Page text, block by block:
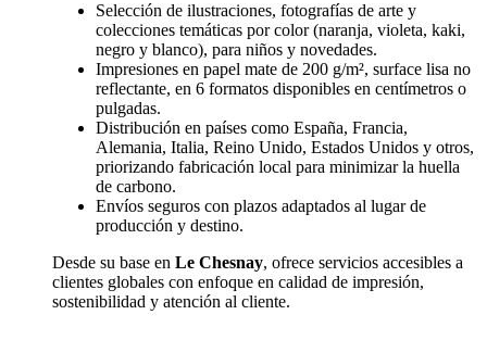
Selección de ilustraciones, fotografías de arte y
colecciones temáticas por color (naranja, violeta, kaki,
negro y blanco), para niños y novedades.
Impresiones en papel mate de 200 g/m², surface lisa no
reflectante, en 6 formatos disponibles en centímetros o
pulgadas.
Distribución en países como España, Francia,
Alemania, Italia, Reino Unido, Estados Unidos y otros,
priorizando fabricación local para minimizar la huella
de carbono.
Envíos seguros con plazos adaptados al lugar de
producción y destino.
Desde su base en Le Chesnay, ofrece servicios accesibles a
clientes globales con enfoque en calidad de impresión,
sostenibilidad y atención al cliente.